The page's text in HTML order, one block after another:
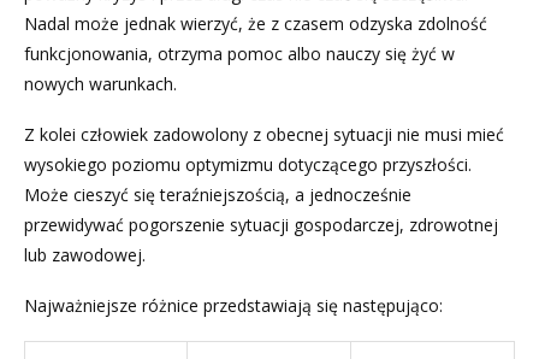
Nadal może jednak wierzyć, że z czasem odzyska zdolność
funkcjonowania, otrzyma pomoc albo nauczy się żyć w
nowych warunkach.
Z kolei człowiek zadowolony z obecnej sytuacji nie musi mieć
wysokiego poziomu optymizmu dotyczącego przyszłości.
Może cieszyć się teraźniejszością, a jednocześnie
przewidywać pogorszenie sytuacji gospodarczej, zdrowotnej
lub zawodowej.
Najważniejsze różnice przedstawiają się następująco: